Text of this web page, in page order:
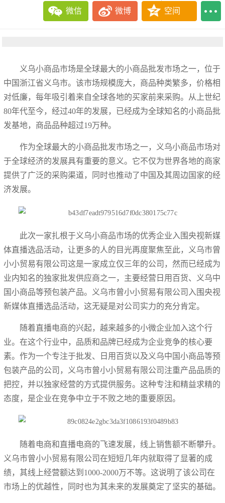
微信 微博 空间
义乌小商品市场是全球最大的小商品批发市场之一，位于
中国浙江省义乌市。该市场规模庞大，商品种类繁多，价格相
对低廉，每年吸引着来自全球各地的买家前来采购。从上世纪
80年代至今，经过40年的发展，已经成为全球知名的小商品批
发基地，商品品种超过19万种。
作为全球最大的小商品批发市场之一，义乌小商品市场对
于全球经济的发展具有重要的意义。它不仅为世界各地的商家
提供了广泛的采购渠道，同时也推动了中国及其周边国家的经
济发展。
此次一家扎根于义乌小商品市场的优秀企业入围央视新媒
体直播选品活动，让更多的人的目光再度聚焦至此，义乌市曾
小小贸易有限公司这是一家成立仅三年的公司，然而已经成为
业内知名的独家批发供应商之一，主要经营日用百货、义乌中
国小商品等预包装产品。义乌市曾小小贸易有限公司入围央视
新媒体直播选品活动，这无疑是对公司实力的充分肯定。
随着直播电商的兴起，越来越多的小微企业加入这个行
业。在这个行业中，品质和品牌已经成为企业竞争的核心要
素。作为一个专注于批发、日用百货以及义乌中国小商品等预
包装产品的公司，义乌市曾小小贸易有限公司注重产品品质的
把控，并以独家经营的方式提供服务。这种专注和精益求精的
态度，是企业在竞争中立于不败之地的重要原因。
随着电商和直播电商的飞速发展，线上销售额不断攀升。
义乌市曾小小贸易有限公司在短短几年内就取得了显著的成
绩，其线上经营额达到1000-2000万不等。这说明了该公司在
市场上的优越性，同时也为其未来的发展奠定了坚实的基础。